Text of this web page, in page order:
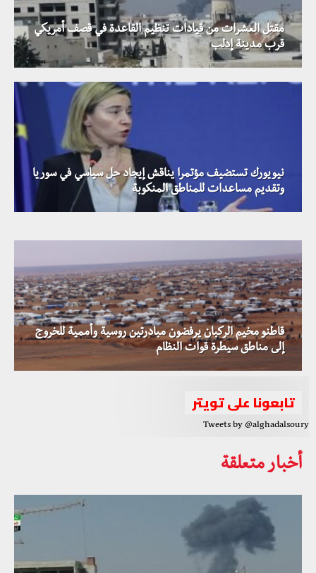
مقتل العشرات من قيادات تنظيم القاعدة في قصف أمريكي
قرب مدينة إدلب
نيويورك تستضيف مؤتمرا يناقش إيجاد حل سياسي في سوريا
وتقديم مساعدات للمناطق المنكوبة
بيدرسون وبومبيو يناقشان الوضع السياسي والميداني في
سوريا خلال اجتماع في واشنطن
قاطنو مخيم الركبان يرفضون مبادرتين روسية وأممية للخروج
إلى مناطق سيطرة قوات النظام
تابعونا على تويتر
Tweets by @alghadalsoury
أخبار متعلقة